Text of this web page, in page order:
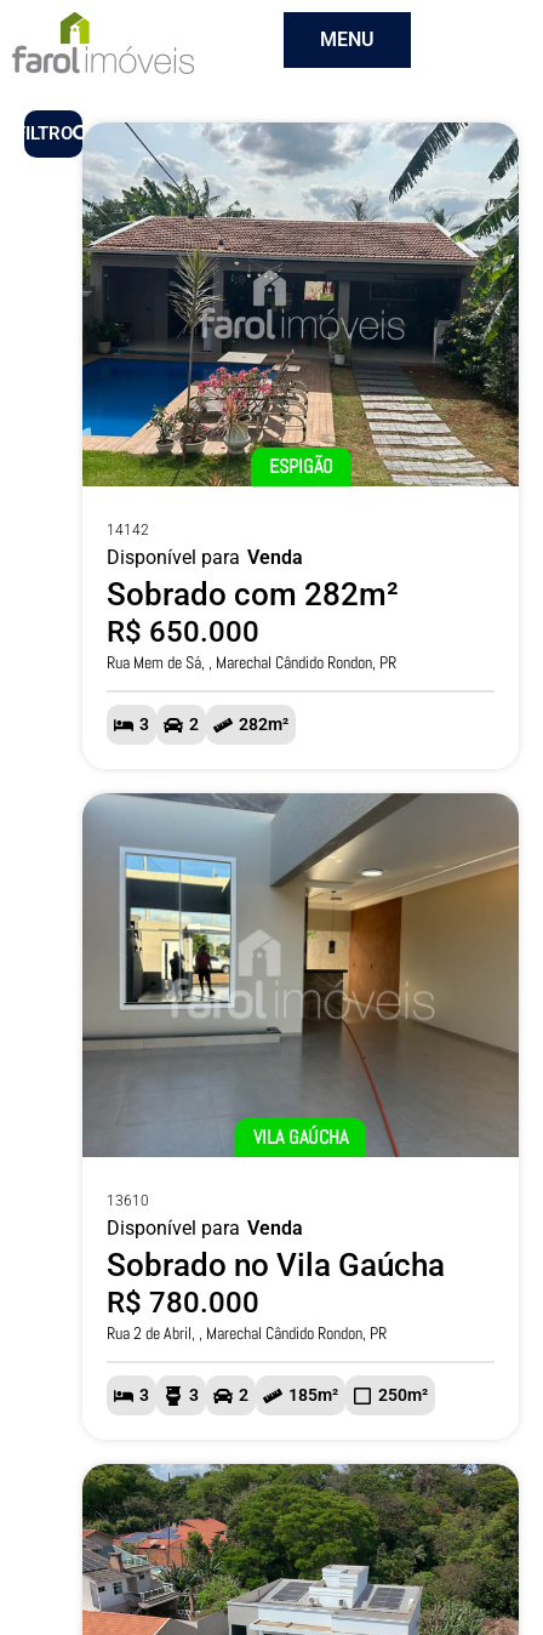
MENU
FILTRO
ESPIGÃO
14142
Disponível para Venda
Sobrado com 282m²
R$ 650.000
Rua Mem de Sá, , Marechal Cândido Rondon, PR
3 2 282m²
VILA GAÚCHA
13610
Disponível para Venda
Sobrado no Vila Gaúcha
R$ 780.000
Rua 2 de Abril, , Marechal Cândido Rondon, PR
3 3 2 185m² 250m²